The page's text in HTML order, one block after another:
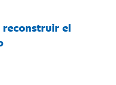
reconstruir el